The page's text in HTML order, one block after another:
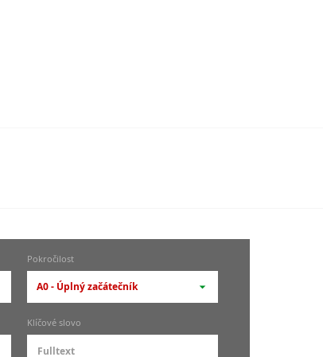
Pokročilost
A0 - Úplný začátečník
-- vyberte pokročilost --
Klíčové slovo